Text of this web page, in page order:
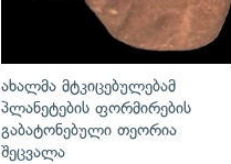
ახალმა მტკიცებულებამ
პლანეტების ფორმირების
გაბატონებული თეორია
შეცვალა